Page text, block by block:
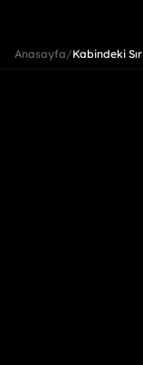
Anasayfa/Kabindeki Sır